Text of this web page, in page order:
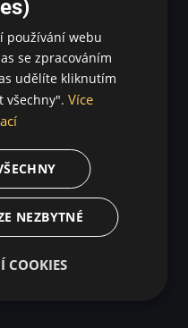
používání webu
se zpracováním
udělíte kliknutím
všechny". Více
NEZBYTNÉ
COOKIES